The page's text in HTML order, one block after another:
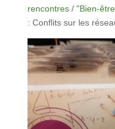
rencontres/ "Bien-
: Conflits sur les